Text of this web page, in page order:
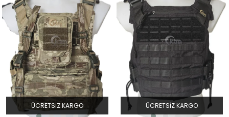
ÜCRETSIZ KARGO ÜCRETSIZ KARGO